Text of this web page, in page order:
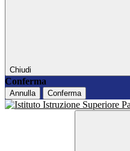
Chiudi
Conferma
Annulla Conferma